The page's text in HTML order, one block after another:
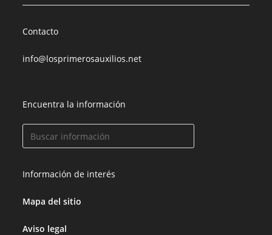
Contacto
info@losprimerosauxilios.net
Encuentra la información
Información de interés
Mapa del sitio
Aviso legal